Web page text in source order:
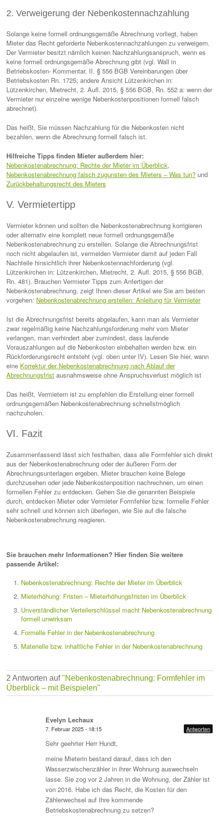
2. Verweigerung der Nebenkostennachzahlung
Solange keine formell ordnungsgemäße Abrechnung vorliegt, haben
Mieter das Recht geforderte Nebenkostennachzahlungen zu verweigern.
Der Vermieter besitzt nämlich keinen Nachzahlungsanspruch, wenn es
keine formell ordnungsgemäße Abrechnung gibt (vgl. Wall in
Betriebskosten- Kommentar, II. § 556 BGB Vereinbarungen über
Betriebskosten Rn. 1725; andere Ansicht Lützenkirchen in:
Lützenkirchen, Mietrecht, 2. Aufl. 2015, § 556 BGB, Rn. 552 a: wenn der
Vermieter nur einzelne wenige Nebenkostenpositionen formell falsch
abrechnet).
Das heißt, Sie müssen Nachzahlung für die Nebenkosten nicht
bezahlen, wenn die Abrechnung formell falsch ist.
Hilfreiche Tipps finden Mieter außerdem hier:
Nebenkostenabrechnung: Rechte der Mieter im Überblick,
Nebenkostenabrechnung falsch zugunsten des Mieters – Was tun? und
Zurückbehaltungsrecht des Mieters
V. Vermietertipp
Vermieter können und sollten die Nebenkostenabrechnung korrigieren
oder alternativ eine komplett neue formell ordnungsgemäße
Nebenkostenabrechnung zu erstellen. Solange die Abrechnungsfrist
noch nicht abgelaufen ist, vermeiden Vermieter damit auf jeden Fall
Nachteile hinsichtlich ihrer Nebenkostennachforderung (vgl.
Lützenkirchen in: Lützenkirchen, Mietrecht, 2. Aufl. 2015, § 556 BGB,
Rn. 481). Brauchen Vermieter Tipps zum Anfertigen der
Nebenkostenabrechnung, zeigt Ihnen dieser Artikel wie Sie am besten
vorgehen: Nebenkostenabrechnung erstellen: Anleitung für Vermieter
Ist die Abrechnungsfrist bereits abgelaufen, kann man als Vermieter
zwar regelmäßig keine Nachzahlungsforderung mehr vom Mieter
verlangen, man verhindert aber zumindest, dass laufende
Vorauszahlungen auf die Nebenkosten einbehalten werden bzw. ein
Rückforderungsrecht entsteht (vgl. oben unter IV). Lesen Sie hier, wann
eine Korrektur der Nebenkostenabrechnung nach Ablauf der
Abrechnungsfrist ausnahmsweise ohne Anspruchsverlust möglich ist
Das heißt, Vermietern ist zu empfehlen die Erstellung einer formell
ordnungsgemäßen Nebenkostenabrechnung schnellstmöglich
nachzuholen.
VI. Fazit
Zusammenfassend lässt sich festhalten, dass alle Formfehler sich direkt
aus der Nebenkostenabrechnung oder der äußeren Form der
Abrechnungsunterlagen ergeben. Mieter brauchen keine Belege
durchzusehen oder jede Nebenkostenposition nachrechnen, um einen
formellen Fehler zu entdecken. Gehen Sie die genannten Beispiele
durch, entdecken Mieter oder Vermieter Formfehler bzw. formelle Fehler
sehr schnell und können sich überlegen, wie Sie auf die falsche
Nebenkostenabrechnung reagieren.
Sie brauchen mehr Informationen? Hier finden Sie weitere
passende Artikel:
Nebenkostenabrechnung: Rechte der Mieter im Überblick
Mieterhöhung: Fristen – Mieterhöhungsfristen im Überblick
Unverständlicher Verteilerschlüssel macht Nebenkostenabrechnung
formell unwirksam
Formelle Fehler in der Nebenkostenabrechnung
Materielle bzw. inhaltliche Fehler in der Nebenkostenabrechnung
2 Antworten auf"Nebenkostenabrechnung: Formfehler im
Überblick – mit Beispielen"
Evelyn Lechaux
7. Februar 2025 - 18:15 Antworten
Sehr geehrter Herr Hundt,
meine Mieterin bestand darauf, dass ich den
Wasserzwischenzähler in ihrer Wohnung auswechseln
lasse. Sie zog vor 2 Jahren in die Wohnung, der Zähler ist
von 2016. Habe ich das Recht, die Kosten für den
Zählerwechsel auf Ihre kommende
Betriebskostenabrechnung zu setzen?